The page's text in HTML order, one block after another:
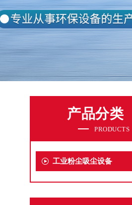
产品分类
PRODUCTS
工业粉尘吸尘设备